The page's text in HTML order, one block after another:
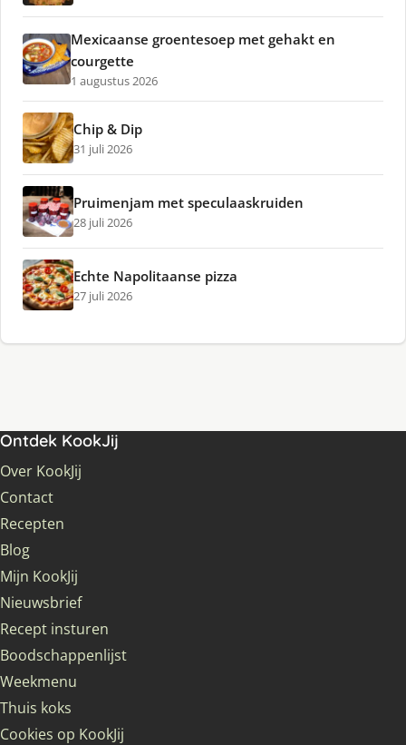
Mexicaanse groentesoep met gehakt en
courgette
1 augustus 2026
Chip & Dip
31 juli 2026
Pruimenjam met speculaaskruiden
28 juli 2026
Echte Napolitaanse pizza
27 juli 2026
Ontdek KookJij
Over KookJij
Contact
Recepten
Blog
Mijn KookJij
Nieuwsbrief
Recept insturen
Boodschappenlijst
Weekmenu
Thuis koks
Cookies op KookJij